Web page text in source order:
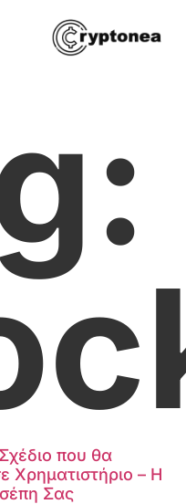
που θα
Χρηματιστήριο – Η
Σας